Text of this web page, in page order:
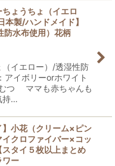
ちょうちょ（イエロ
製/ハンドメイド】
防水布使用）花柄
イエロー）/透湿性防
アイボリーorホワイト
つ ママも赤ちゃんも
持…
】小花（クリーム×ピン
クロファイバー×コッ
スタイ５枚以上まとめ
ワー